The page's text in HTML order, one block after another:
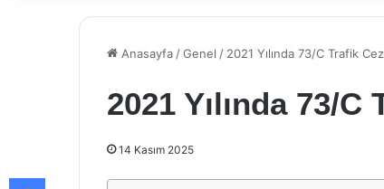
Anasayfa /Genel / 2021 Yılında 73/C Trafik
2021 Yılında 73/
14 Kasım 2025
Facebook